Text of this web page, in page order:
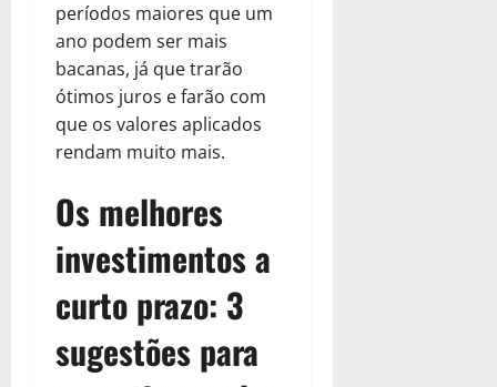
períodos maiores que um
ano podem ser mais
bacanas, já que trarão
ótimos juros e farão com
que os valores aplicados
rendam muito mais.
Os melhores
investimentos a
curto prazo: 3
sugestões para